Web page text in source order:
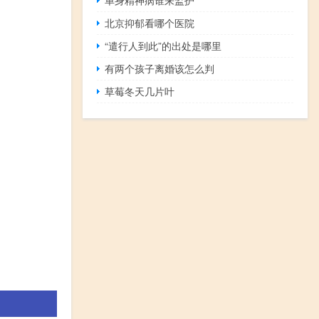
北京抑郁看哪个医院
“遣行人到此”的出处是哪里
有两个孩子离婚该怎么判
草莓冬天几片叶